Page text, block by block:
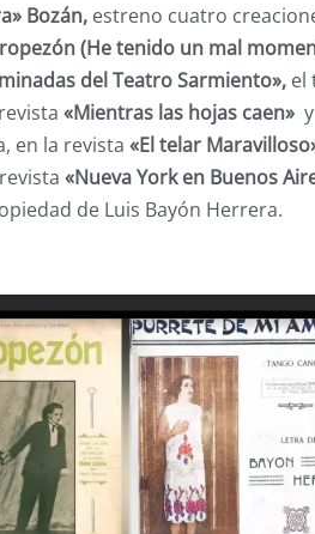
Bozán, estreno cuatro
(He tenido un mal
del Teatro Sarmiento», el
«Mientras las hojas caen»
en la revista «El telar
«NuevaYork en Buenos
de Luis Bayón Herrera.